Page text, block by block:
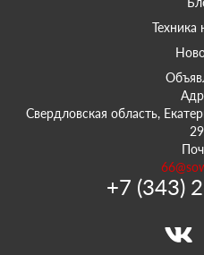
Техника
Свердловская область,
+7 (343)